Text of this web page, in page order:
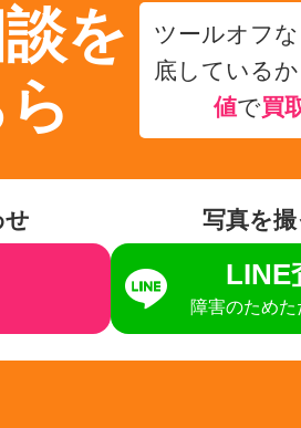
を
ツールオフ
底しているか
値で買
せ 写真を
LINE
障害のため